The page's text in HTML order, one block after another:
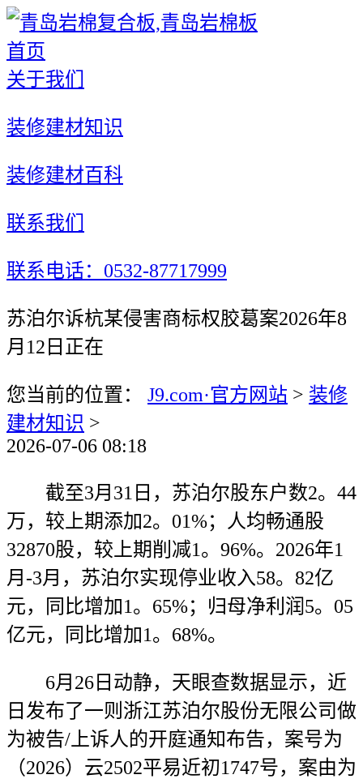
首页
关于我们
装修建材知识
装修建材百科
联系我们
联系电话：0532-87717999
苏泊尔诉杭某侵害商标权胶葛案2026年8
月12日正在
您当前的位置： J9.com·官方网站 > 装修
建材知识 >
2026-07-06 08:18
截至3月31日，苏泊尔股东户数2。44
万，较上期添加2。01%；人均畅通股
32870股，较上期削减1。96%。2026年1
月-3月，苏泊尔实现停业收入58。82亿
元，同比增加1。65%；归母净利润5。05
亿元，同比增加1。68%。
6月26日动静，天眼查数据显示，近
日发布了一则浙江苏泊尔股份无限公司做
为被告/上诉人的开庭通知布告，案号为
（2026）云2502平易近初1747号，案由为